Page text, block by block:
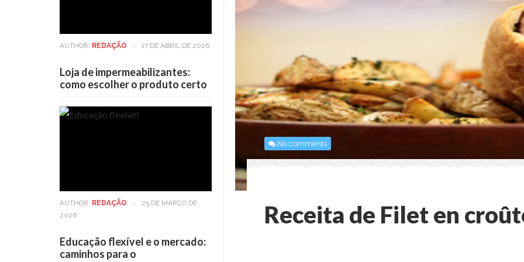
No comments
Receita de Filet en
AUTHOR: REDAÇÃO - 17 DE ABRIL DE 2026
Loja de impermeabilizantes:
como escolher o produto certo
AUTHOR: REDAÇÃO -
25 DE MARÇO DE
2026
Educação flexível e o mercado:
caminhos para o